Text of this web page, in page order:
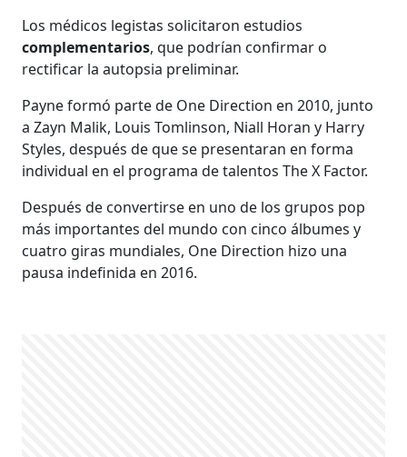
Los médicos legistas solicitaron estudios
complementarios, que podrían confirmar o
rectificar la autopsia preliminar.
Payne formó parte de One Direction en 2010, junto
a Zayn Malik, Louis Tomlinson, Niall Horan y Harry
Styles, después de que se presentaran en forma
individual en el programa de talentos The X Factor.
Después de convertirse en uno de los grupos pop
más importantes del mundo con cinco álbumes y
cuatro giras mundiales, One Direction hizo una
pausa indefinida en 2016.